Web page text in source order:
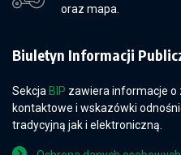
oraz mapa.
Biuletyn Informacji
Sekcja BIP zawiera informacje o
kontaktowe i wskazówki
tradycyjną jak i elektroniczną.